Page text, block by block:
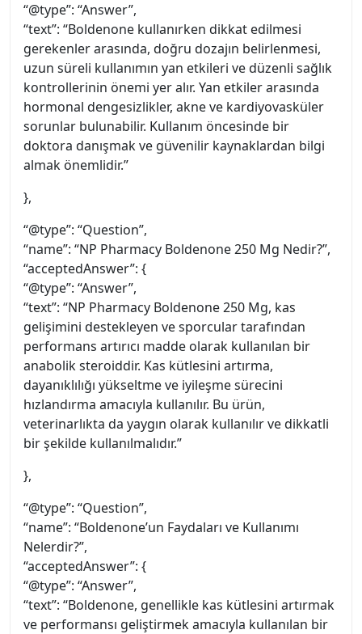
“@type”: “Answer”,
“text”: “Boldenone kullanırken dikkat edilmesi
gerekenler arasında, doğru dozajın belirlenmesi,
uzun süreli kullanımın yan etkileri ve düzenli sağlık
kontrollerinin önemi yer alır. Yan etkiler arasında
hormonal dengesizlikler, akne ve kardiyovasküler
sorunlar bulunabilir. Kullanım öncesinde bir
doktora danışmak ve güvenilir kaynaklardan bilgi
almak önemlidir.”
},
“@type”: “Question”,
“name”: “NP Pharmacy Boldenone 250 Mg Nedir?”,
“acceptedAnswer”: {
“@type”: “Answer”,
“text”: “NP Pharmacy Boldenone 250 Mg, kas
gelişimini destekleyen ve sporcular tarafından
performans artırıcı madde olarak kullanılan bir
anabolik steroiddir. Kas kütlesini artırma,
dayanıklılığı yükseltme ve iyileşme sürecini
hızlandırma amacıyla kullanılır. Bu ürün,
veterinarlıkta da yaygın olarak kullanılır ve dikkatli
bir şekilde kullanılmalıdır.”
},
“@type”: “Question”,
“name”: “Boldenone’un Faydaları ve Kullanımı
Nelerdir?”,
“acceptedAnswer”: {
“@type”: “Answer”,
“text”: “Boldenone, genellikle kas kütlesini artırmak
ve performansı geliştirmek amacıyla kullanılan bir